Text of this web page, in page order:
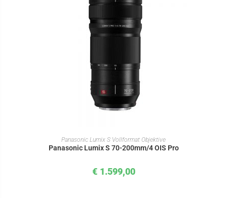
IN DEN WARENKORB
Panasonic Lumix S Vollformat Objektive
Panasonic Lumix S 70-200mm/4 OIS Pro
€ 1.599,00